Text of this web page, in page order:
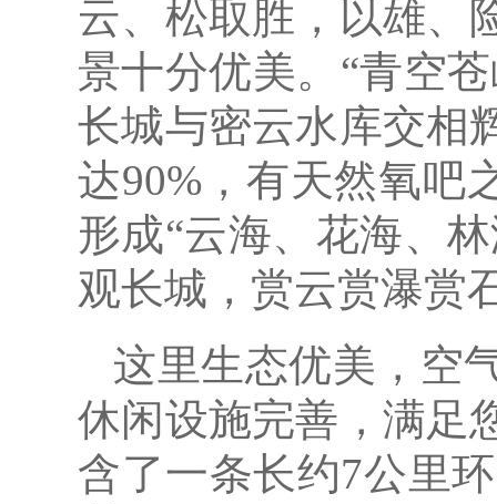
云、松取胜，以雄、
景十分优美。“青空
长城与密云水库交相
达90%，有天然氧吧
形成“云海、花海、
观长城，赏云赏瀑赏
这里生态优美，空
休闲设施完善，满足
含了一条长约7公里